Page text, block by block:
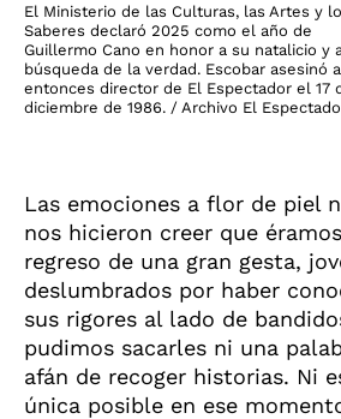
El Ministerio de las Culturas, las Artes y
Saberes declaró 2025 como el año de
Guillermo Cano en honor a su natalicio y
búsqueda de la verdad. Escobar asesinó
entonces director de El Espectador el 17
diciembre de 1986. / Archivo El
Las emociones a flor de piel
nos hicieron creer que
regreso de una gran gesta,
deslumbrados por haber
sus rigores al lado de
pudimos sacarles ni una
afán de recoger historias. Ni
única posible en ese